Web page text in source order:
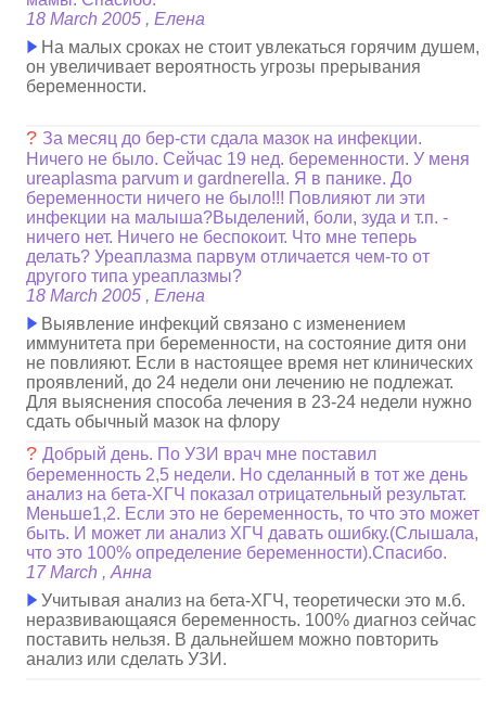
18 March 2005 , Елена
На малых сроках не стоит увлекаться горячим душем,
он увеличивает вероятность угрозы прерывания
беременности.
? За месяц до бер-сти сдала мазок на инфекции.
Ничего не было. Сейчас 19 нед. беременности. У меня
ureaplasma parvum и gardnerella. Я в панике. До
беременности ничего не было!!! Повлияют ли эти
инфекции на малыша?Выделений, боли, зуда и т.п. -
ничего нет. Ничего не беспокоит. Что мне теперь
делать? Уреаплазма парвум отличается чем-то от
другого типа уреаплазмы?
18 March 2005 , Елена
Выявление инфекций связано с изменением
иммунитета при беременности, на состояние дитя они
не повлияют. Если в настоящее время нет клинических
проявлений, до 24 недели они лечению не подлежат.
Для выяснения способа лечения в 23-24 недели нужно
сдать обычный мазок на флору
?Добрый день. По УЗИ врач мне поставил
беременность 2,5 недели. Но сделанный в тот же день
анализ на бета-ХГЧ показал отрицательный результат.
Меньше1,2. Если это не беременность, то что это может
быть. И может ли анализ ХГЧ давать ошибку.(Слышала,
что это 100% определение беременности).Спасибо.
17 March , Анна
Учитывая анализ на бета-ХГЧ, теоретически это м.б.
неразвивающаяся беременность. 100% диагноз сейчас
поставить нельзя. В дальнейшем можно повторить
анализ или сделать УЗИ.